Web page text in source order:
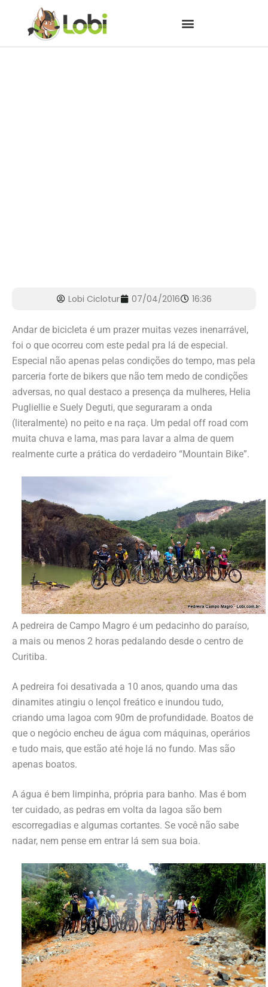
Lobi Ciclotur 07/04/2016 16:36
Andar de bicicleta é um prazer muitas vezes inenarrável,
foi o que ocorreu com este pedal pra lá de especial.
Especial não apenas pelas condições do tempo, mas pela
parceria forte de bikers que não tem medo de condições
adversas, no qual destaco a presença da mulheres, Helia
Pugliellie e Suely Deguti, que seguraram a onda
(literalmente) no peito e na raça. Um pedal off road com
muita chuva e lama, mas para lavar a alma de quem
realmente curte a prática do verdadeiro “Mountain Bike”.
A pedreira de Campo Magro é um pedacinho do paraíso,
a mais ou menos 2 horas pedalando desde o centro de
Curitiba.
A pedreira foi desativada a 10 anos, quando uma das
dinamites atingiu o lençol freático e inundou tudo,
criando uma lagoa com 90m de profundidade. Boatos de
que o negócio encheu de água com máquinas, operários
e tudo mais, que estão até hoje lá no fundo. Mas são
apenas boatos.
A água é bem limpinha, própria para banho. Mas é bom
ter cuidado, as pedras em volta da lagoa são bem
escorregadias e algumas cortantes. Se você não sabe
nadar, nem pense em entrar lá sem sua boia.